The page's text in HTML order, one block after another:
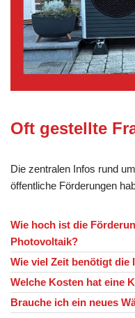
Oft gestellte
Die zentralen Infos rund
öffentliche Förderungen
Wie hoch ist die
Photovoltaik?
Wie viel Zeit benötigt die
Welche Kosten hat eine
Brauche ich ein neues